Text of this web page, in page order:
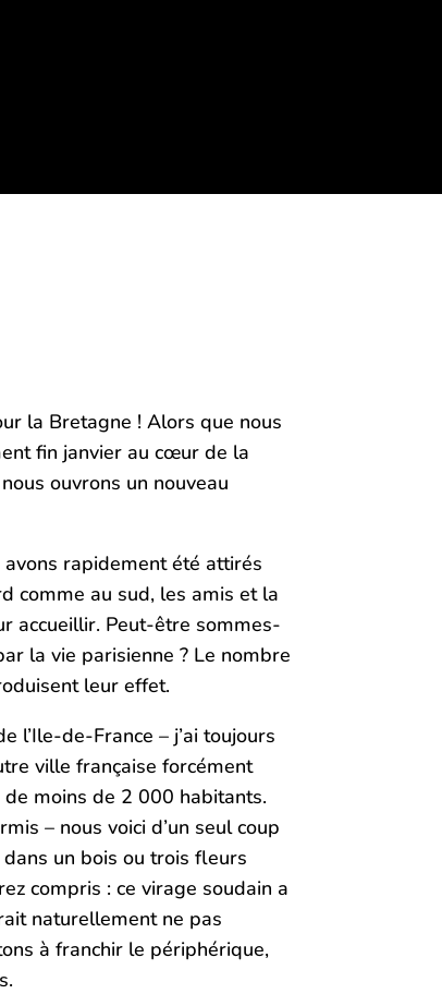
la Bretagne ! Alors que nous
fin janvier au cœur de la
ouvrons un nouveau
rapidement été attirés
comme au sud, les amis et la
accueillir. Peut-être sommes-
la vie parisienne ? Le nombre
leur effet.
l’Ile-de-France – j’ai toujours
ville française forcément
moins de 2 000 habitants.
– nous voici d’un seul coup
un bois ou trois fleurs
compris : ce virage soudain a
naturellement ne pas
à franchir le périphérique,